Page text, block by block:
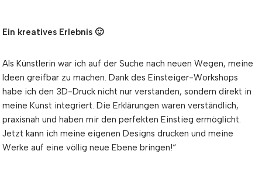
Ein kreatives Erlebnis 🙂
Als Künstlerin war ich auf der Suche nach neuen Wegen, meine
Ideen greifbar zu machen. Dank des Einsteiger-Workshops
habe ich den 3D-Druck nicht nur verstanden, sondern direkt in
meine Kunst integriert. Die Erklärungen waren verständlich,
praxisnah und haben mir den perfekten Einstieg ermöglicht.
Jetzt kann ich meine eigenen Designs drucken und meine
Werke auf eine völlig neue Ebene bringen!“